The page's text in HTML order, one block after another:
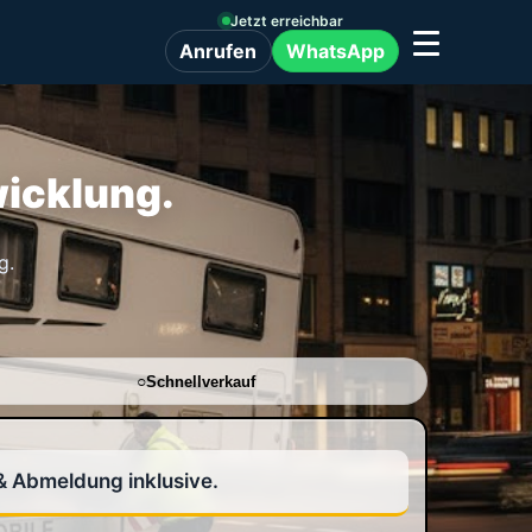
Jetzt erreichbar
Anrufen WhatsApp
Schnellverkauf
Abmeldung inklusive.